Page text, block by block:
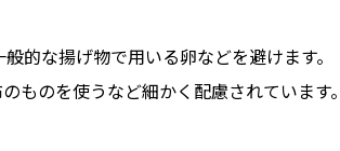
的な揚げ物で用いる卵などを避けます。
ものを使うなど細かく配慮されています。